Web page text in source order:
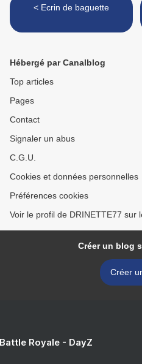
< Ecrin de baguette
Hébergé par Canalblog
Top articles
Pages
Contact
Signaler un abus
C.G.U.
Cookies et données personnelles
Préférences cookies
Voir le profil de DRINETTE77 sur
Créer un blog
Créer
Royale - DayZ